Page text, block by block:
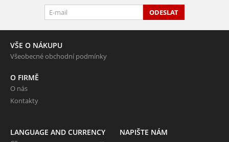
ODESLAT
VŠE O NÁKUPU
Všeobecné obchodní podmínky
O FIRMĚ
O nás
Kontakty
LANGUAGE AND CURRENCY NAPIŠTE NÁM